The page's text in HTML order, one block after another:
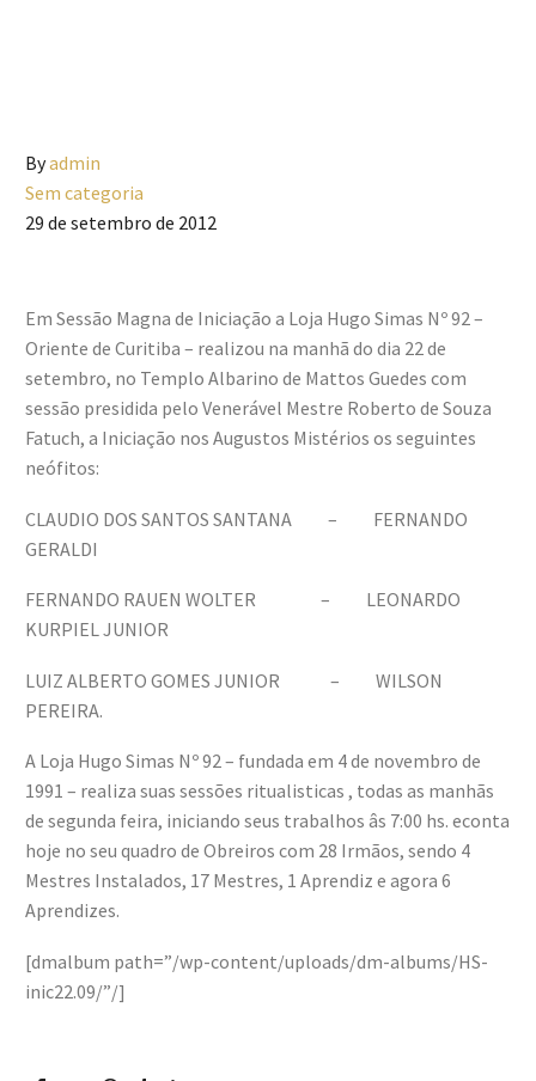
Byadmin
Sem categoria
29 de setembro de 2012
Em Sessão Magna de Iniciação a Loja Hugo Simas Nº 92 –
Oriente de Curitiba – realizou na manhã do dia 22 de
setembro, no Templo Albarino de Mattos Guedes com
sessão presidida pelo Venerável Mestre Roberto de Souza
Fatuch, a Iniciação nos Augustos Mistérios os seguintes
neófitos:
CLAUDIO DOS SANTOS SANTANA – FERNANDO
GERALDI
FERNANDO RAUEN WOLTER – LEONARDO
KURPIEL JUNIOR
LUIZ ALBERTO GOMES JUNIOR – WILSON
PEREIRA.
A Loja Hugo Simas Nº 92 – fundada em 4 de novembro de
1991 – realiza suas sessões ritualisticas , todas as manhãs
de segunda feira, iniciando seus trabalhos âs 7:00 hs. econta
hoje no seu quadro de Obreiros com 28 Irmãos, sendo 4
Mestres Instalados, 17 Mestres, 1 Aprendiz e agora 6
Aprendizes.
[dmalbum path=”/wp-content/uploads/dm-albums/HS-
inic22.09/”/]